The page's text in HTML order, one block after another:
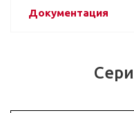
Документация